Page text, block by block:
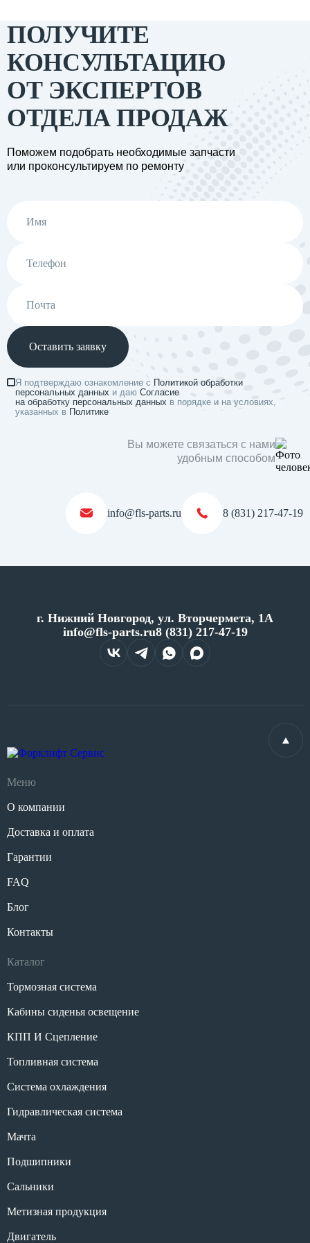
ПОЛУЧИТЕ
КОНСУЛЬТАЦИЮ
ОТ ЭКСПЕРТОВ
ОТДЕЛА ПРОДАЖ
Поможем подобрать необходимые запчасти
или проконсультируем по ремонту
Оставить заявку
Я подтверждаю ознакомление с Политикой обработки
персональных данных и даю Согласие
на обработку персональных данных в порядке и на условиях,
указанных в Политике
Вы можете связаться с нами
удобным способом
info@fls-parts.ru 8 (831) 217-47-19
г. Нижний Новгород, ул. Вторчермета, 1А
info@fls-parts.ru8 (831) 217-47-19
Меню
О компании
Доставка и оплата
Гарантии
FAQ
Блог
Контакты
Каталог
Тормозная система
Кабины сиденья освещение
КПП И Сцепление
Топливная система
Система охлаждения
Гидравлическая система
Мачта
Подшипники
Сальники
Метизная продукция
Двигатель